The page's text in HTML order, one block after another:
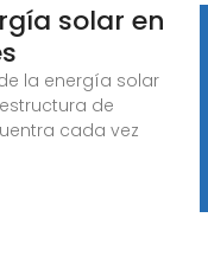
solar en
la energía solar
de
cada vez